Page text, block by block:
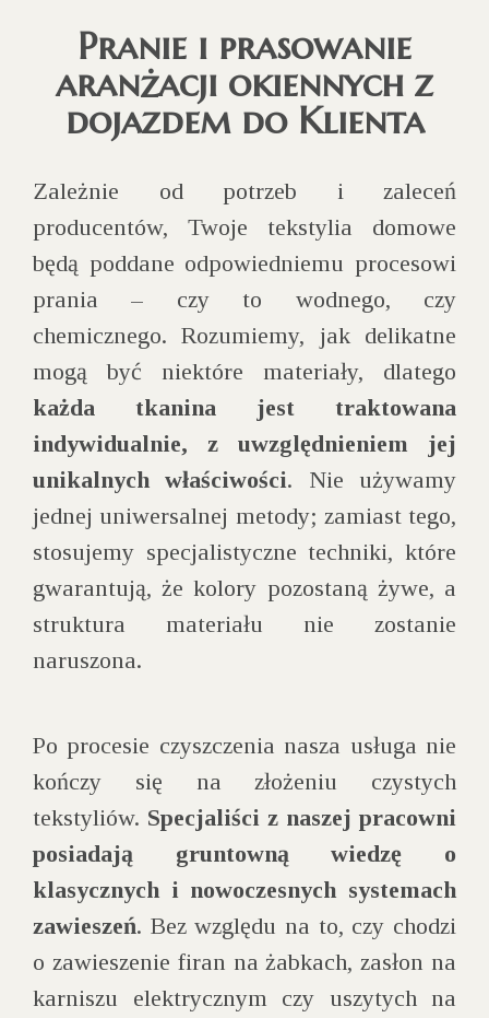
Pranie i prasowanie
aranżacji okiennych z
dojazdem do Klienta
Zależnie od potrzeb i zaleceń
producentów, Twoje tekstylia domowe
będą poddane odpowiedniemu procesowi
prania – czy to wodnego, czy
chemicznego. Rozumiemy, jak delikatne
mogą być niektóre materiały, dlatego
każda tkanina jest traktowana
indywidualnie, z uwzględnieniem jej
unikalnych właściwości. Nie używamy
jednej uniwersalnej metody; zamiast tego,
stosujemy specjalistyczne techniki, które
gwarantują, że kolory pozostaną żywe, a
struktura materiału nie zostanie
naruszona.
Po procesie czyszczenia nasza usługa nie
kończy się na złożeniu czystych
tekstyliów. Specjaliści z naszej pracowni
posiadają gruntowną wiedzę o
klasycznych i nowoczesnych systemach
zawieszeń. Bez względu na to, czy chodzi
o zawieszenie firan na żabkach, zasłon na
karniszu elektrycznym czy uszytych na